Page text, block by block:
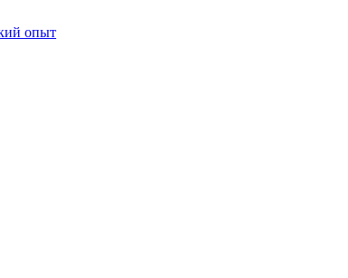
опыт